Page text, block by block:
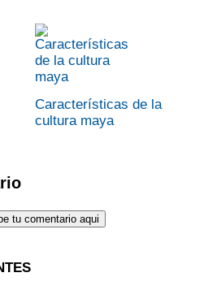
Características de la
cultura maya